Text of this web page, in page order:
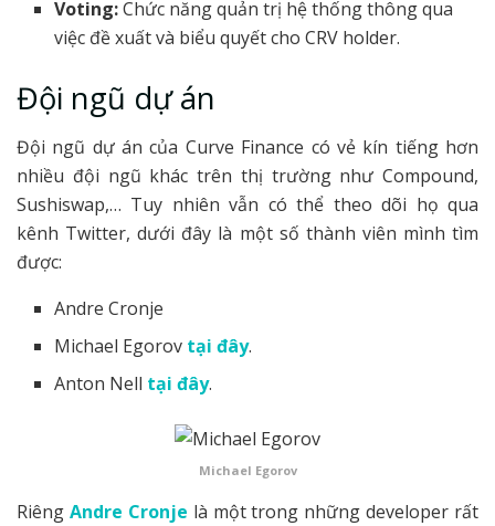
Voting:Chức năng quản trị hệ thống thông qua
việc đề xuất và biểu quyết cho CRV holder.
Đội ngũ dự án
Đội ngũ dự án của Curve Finance có vẻ kín tiếng hơn
nhiều đội ngũ khác trên thị trường như Compound,
Sushiswap,… Tuy nhiên vẫn có thể theo dõi họ qua
kênh Twitter, dưới đây là một số thành viên mình tìm
được:
Andre Cronje
Michael Egorov tại đây.
Anton Nell tại đây.
Michael Egorov
Riêng Andre Cronje là một trong những developer rất